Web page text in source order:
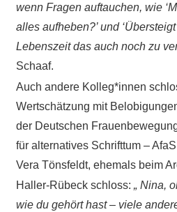
wenn Fragen auftauchen, wie
alles aufheben?’ und
Lebenszeit das auch noch zu
Schaaf.
Auch andere Kolleg*innen
Wertschätzung mit
der Deutschen
für alternatives Schrifttum –
Vera Tönsfeldt, ehemals beim
Haller-Rübeck schloss: „ Nina,
wie du gehört hast – viele